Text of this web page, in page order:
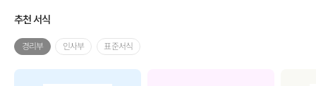
추천 서식
경리부 인사부 표준서식